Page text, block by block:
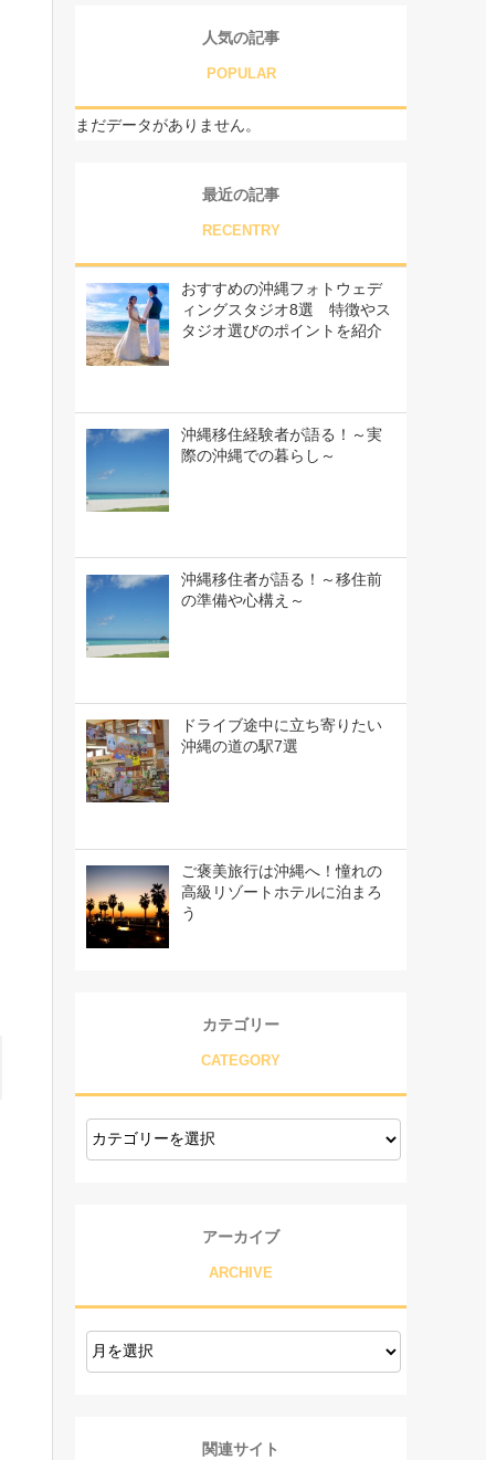
人気の記事
POPULAR
まだデータがありません。
最近の記事
RECENTRY
おすすめの沖縄フォトウェデ
ィングスタジオ8選 特徴やス
タジオ選びのポイントを紹介
沖縄移住経験者が語る！～実
際の沖縄での暮らし～
沖縄移住者が語る！～移住前
の準備や心構え～
ドライブ途中に立ち寄りたい
沖縄の道の駅7選
ご褒美旅行は沖縄へ！憧れの
高級リゾートホテルに泊まろ
う
カテゴリー
CATEGORY
アーカイブ
ARCHIVE
関連サイト